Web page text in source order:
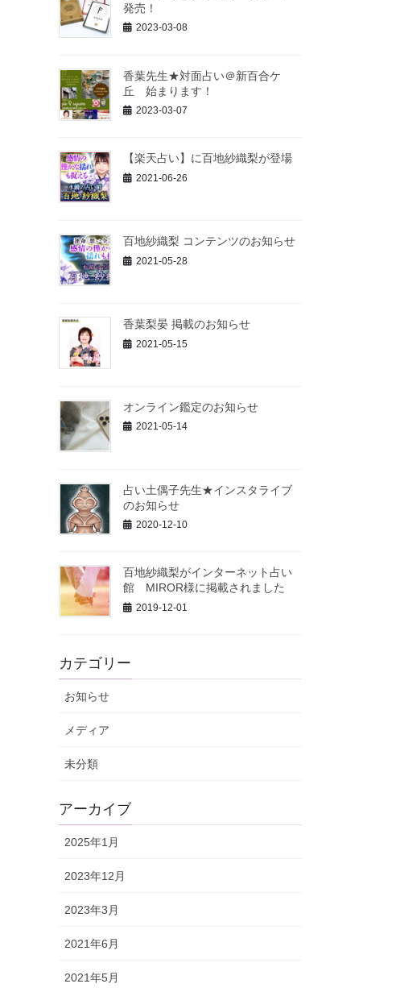
発売！
2023-03-08
香葉先生★対面占い＠新百合ケ
丘 始まります！
2023-03-07
【楽天占い】に百地紗織梨が登場
2021-06-26
百地紗織梨 コンテンツのお知らせ
2021-05-28
香葉梨晏 掲載のお知らせ
2021-05-15
オンライン鑑定のお知らせ
2021-05-14
占い土偶子先生★インスタライブ
のお知らせ
2020-12-10
百地紗織梨がインターネット占い
館 MIROR様に掲載されました
2019-12-01
カテゴリー
お知らせ
メディア
未分類
アーカイブ
2025年1月
2023年12月
2023年3月
2021年6月
2021年5月